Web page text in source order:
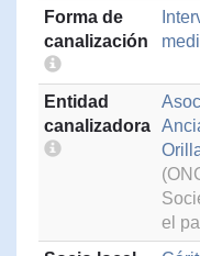
Forma de
canalización
Entidad
canalizadora
el